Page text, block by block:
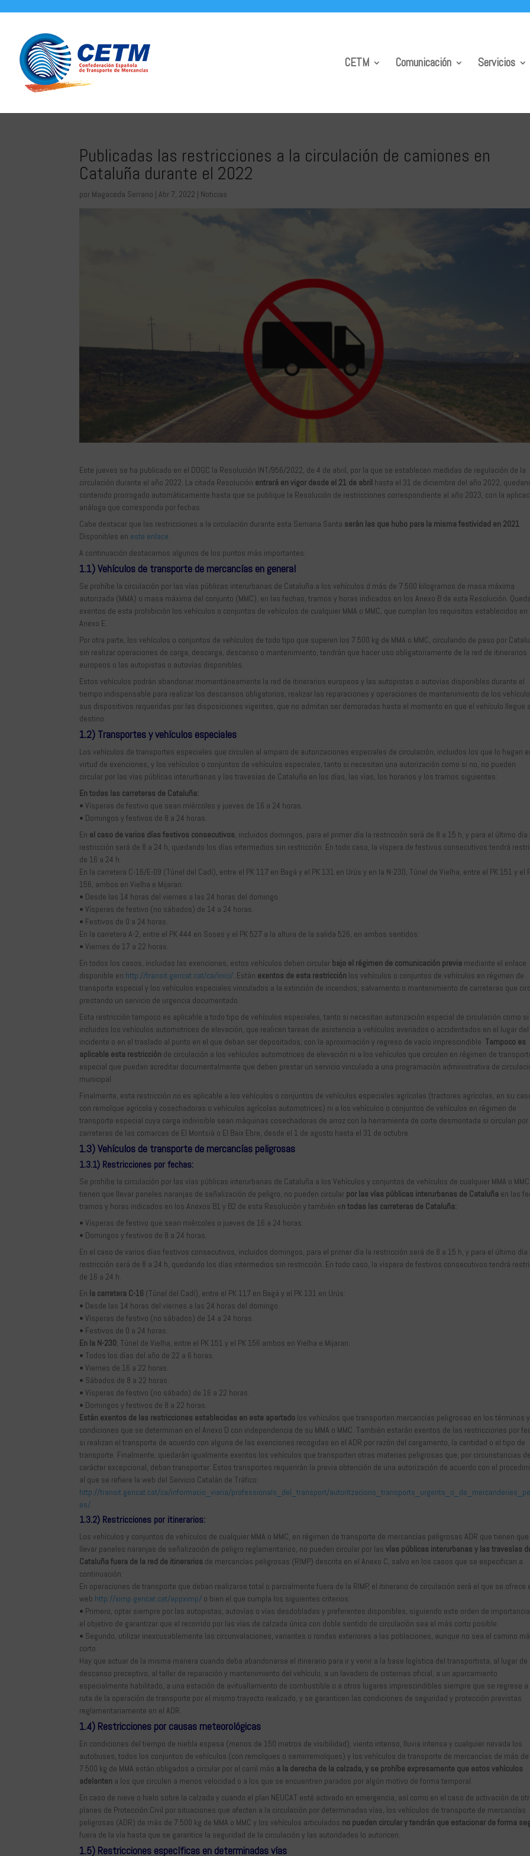
CETM Comunicación Servicios
Publicadas las restricciones a la circulación de camiones en
Cataluña durante el 2022
por Magaceda Serrano |Abr 7, 2022 | Noticias
Este jueves se ha publicado en el DOGC la Resolución INT/956/2022, de 4 de abril, por la que se establecen medidas de regulación de la
circulación durante el año 2022. La citada Resolución entrará en vigor desde el 21 de abril hasta el 31 de diciembre del año 2022,
contenido prorrogado automáticamente hasta que se publique la Resolución de restricciones correspondiente al año 2023, con la
análoga que corresponda por fechas.
Cabe destacar que las restricciones a la circulación durante esta Semana Santa serán las que hubo para la misma festividad en 2021.
Disponibles en este enlace.
A continuación destacamos algunos de los puntos más importantes:
1.1) Vehículos de transporte de mercancías en general
Se prohíbe la circulación por las vías públicas interurbanas de Cataluña a los vehículos d más de 7.500 kilogramos de masa máxima
autorizada (MMA) o masa máxima del conjunto (MMC), en las fechas, tramos y horas indicados en los Anexo B de esta Resolución.
exentos de esta prohibición los vehículos o conjuntos de vehículos de cualquier MMA o MMC, que cumplan los requisitos establecidos en
Anexo E.
Por otra parte, los vehículos o conjuntos de vehículos de todo tipo que superen los 7.500 kg de MMA o MMC, circulando de paso por
sin realizar operaciones de carga, descarga, descanso o mantenimiento, tendrán que hacer uso obligatoriamente de la red de itinerarios
europeos o las autopistas o autovías disponibles.
Estos vehículos podrán abandonar momentáneamente la red de itinerarios europeos y las autopistas o autovías disponibles durante el
tiempo indispensable para realizar los descansos obligatorios, realizar las reparaciones y operaciones de mantenimiento de los
sus dispositivos requeridas por las disposiciones vigentes, que no admitan ser demoradas hasta el momento en que el vehículo llegue
destino.
1.2) Transportes y vehículos especiales
Los vehículos de transportes especiales que circulen al amparo de autorizaciones especiales de circulación, incluidos los que lo hagan
virtud de exenciones, y los vehículos o conjuntos de vehículos especiales, tanto si necesitan una autorización como si no, no pueden
circular por las vías públicas interurbanas y las travesías de Cataluña en los días, las vías, los horarios y los tramos siguientes:
En todas las carreteras de Cataluña:
• Vísperas de festivo que sean miércoles y jueves de 16 a 24 horas.
• Domingos y festivos de 8 a 24 horas.
En el caso de varios días festivos consecutivos, incluidos domingos, para el primer día la restricción será de 8 a 15 h, y para el último día
restricción será de 8 a 24 h, quedando los días intermedios sin restricción. En todo caso, la víspera de festivos consecutivos tendrá
de 16 a 24 h.
En la carretera C-16/E-09 (Túnel del Cadí), entre el PK 117 en Bagá y el PK 131 en Urús y en la N-230, Túnel de Vielha, entre el PK 151 y el
156, ambos en Vielha e Mijaran:
• Desde las 14 horas del viernes a las 24 horas del domingo.
• Vísperas de festivo (no sábados) de 14 a 24 horas.
• Festivos de 0 a 24 horas.
En la carretera A-2, entre el PK 444 en Soses y el PK 527 a la altura de la salida 526, en ambos sentidos:
• Viernes de 17 a 22 horas.
En todos los casos, incluidas las exenciones, estos vehículos deben circular bajo el régimen de comunicación previa mediante el enlace
disponible en http://transit.gencat.cat/ca/inici/. Están exentos de esta restricción los vehículos o conjuntos de vehículos en régimen de
transporte especial y los vehículos especiales vinculados a la extinción de incendios, salvamento o mantenimiento de carreteras que
prestando un servicio de urgencia documentado.
Esta restricción tampoco es aplicable a todo tipo de vehículos especiales, tanto si necesitan autorización especial de circulación como si
incluidos los vehículos automotrices de elevación, que realicen tareas de asistencia a vehículos averiados o accidentados en el lugar del
incidente o en el traslado al punto en el que deban ser depositados, con la aproximación y regreso de vacío imprescindible. Tampoco es
aplicable esta restricción de circulación a los vehículos automotrices de elevación ni a los vehículos que circulen en régimen de
especial que puedan acreditar documentalmente que deben prestar un servicio vinculado a una programación administrativa de
municipal.
Finalmente, esta restricción no es aplicable a los vehículos o conjuntos de vehículos especiales agrícolas (tractores agrícolas, en su
con remolque agrícola y cosechadoras o vehículos agrícolas automotrices) ni a los vehículos o conjuntos de vehículos en régimen de
transporte especial cuya carga indivisible sean máquinas cosechadoras de arroz con la herramienta de corte desmontada si circulan por
carreteras de las comarcas de El Montsià o El Baix Ebre, desde el 1 de agosto hasta el 31 de octubre.
1.3) Vehículos de transporte de mercancías peligrosas
1.3.1) Restricciones por fechas:
Se prohíbe la circulación por las vías públicas interurbanas de Cataluña a los Vehículos y conjuntos de vehículos de cualquier MMA o
tienen que llevar paneles naranjas de señalización de peligro, no pueden circular por las vías públicas interurbanas de Cataluña en las
tramos y horas indicados en los Anexos B1 y B2 de esta Resolución y también en todas las carreteras de Cataluña:
• Vísperas de festivo que sean miércoles o jueves de 16 a 24 horas.
• Domingos y festivos de 8 a 24 horas.
En el caso de varios días festivos consecutivos, incluidos domingos, para el primer día la restricción será de 8 a 15 h, y para el último día
restricción será de 8 a 24 h, quedando los días intermedios sin restricción. En todo caso, la víspera de festivos consecutivos tendrá
de 16 a 24 h.
En la carretera C-16 (Túnel del Cadí), entre el PK 117 en Bagá y el PK 131 en Urús:
• Desde las 14 horas del viernes a las 24 horas del domingo.
• Vísperas de festivo (no sábados) de 14 a 24 horas.
• Festivos de 0 a 24 horas.
En la N-230, Túnel de Vielha, entre el PK 151 y el PK 156 ambos en Vielha e Mijaran:
• Todos los días del año de 22 a 6 horas.
• Viernes de 16 a 22 horas.
• Sábados de 8 a 22 horas.
• Vísperas de festivo (no sábado) de 16 a 22 horas.
• Domingos y festivos de 8 a 22 horas.
Están exentos de las restricciones establecidas en este apartado los vehículos que transporten mercancías peligrosas en los términos
condiciones que se determinan en el Anexo D con independencia de su MMA o MMC. También estarán exentos de las restricciones por
si realizan el transporte de acuerdo con alguna de las exenciones recogidas en el ADR por razón del cargamento, la cantidad o el tipo de
transporte. Finalmente, quedarán igualmente exentos los vehículos que transporten otras materias peligrosas que, por circunstancias de
carácter excepcional, deban transportar. Estos transportes requerirán la previa obtención de una autorización de acuerdo con el
al que se refiere la web del Servicio Catalán de Tráfico:
http://transit.gencat.cat/ca/informacio_viaria/professionals_del_transport/
es/.
1.3.2) Restricciones por itinerarios:
Los vehículos y conjuntos de vehículos de cualquier MMA o MMC, en régimen de transporte de mercancías peligrosas ADR que tienen que
llevar paneles naranjas de señalización de peligro reglamentarios, no pueden circular por lasvías públicas interurbanas y las travesías
Cataluña fuera de la red de itinerarios de mercancías peligrosas (RIMP) descrita en el Anexo C, salvo en los casos que se especifican a
continuación:
En operaciones de transporte que deban realizarse total o parcialmente fuera de la RIMP, el itinerario de circulación será el que se ofrece
web http://ximp.gencat.cat/appximp/ o bien el que cumpla los siguientes criterios:
• Primero, optar siempre por las autopistas, autovías o vías desdobladas y preferentes disponibles, siguiendo este orden de
el objetivo de garantizar que el recorrido por las vías de calzada única con doble sentido de circulación sea el más corto posible.
• Segundo, utilizar inexcusablemente las circunvalaciones, variantes o rondas exteriores a las poblaciones, aunque no sea el camino
corto.
Hay que actuar de la misma manera cuando deba abandonarse el itinerario para ir y venir a la base logística del transportista, al lugar de
descanso preceptivo, al taller de reparación y mantenimiento del vehículo, a un lavadero de cisternas oficial, a un aparcamiento
especialmente habilitado, a una estación de avituallamiento de combustible o a otros lugares imprescindibles siempre que se regrese a
ruta de la operación de transporte por el mismo trayecto realizado, y se garanticen las condiciones de seguridad y protección previstas
reglamentariamente en el ADR.
1.4) Restricciones por causas meteorológicas
En condiciones del tiempo de niebla espesa (menos de 150 metros de visibilidad), viento intenso, lluvia intensa y cualquier nevada los
autobuses, todos los conjuntos de vehículos (con remolques o semirremolques) y los vehículos de transporte de mercancías de más de
7.500 kg de MMA están obligados a circular por el carril más a la derecha de la calzada, y se prohíbe expresamente que estos vehículos
adelanten a los que circulen a menos velocidad o a los que se encuentren parados por algún motivo de forma temporal.
En caso de nieve o hielo sobre la calzada y cuando el plan NEUCAT esté activado en emergencia, así como en el caso de activación de
planes de Protección Civil por situaciones que afecten a la circulación por determinadas vías, los vehículos de transporte de mercancías
peligrosas (ADR) de más de 7.500 kg de MMA o MMC y los vehículos articulados no pueden circular y tendrán que estacionar de forma
fuera de la vía hasta que se garantice la seguridad de la circulación y las autoridades lo autoricen.
1.5) Restricciones específicas en determinadas vías